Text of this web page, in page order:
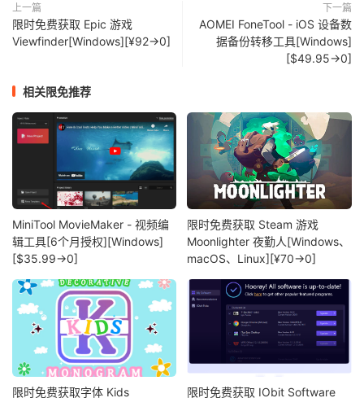
上一篇
限时免费获取 Epic 游戏
Viewfinder[Windows][¥92→0]
下一篇
AOMEI FoneTool - iOS 设备数
据备份转移工具[Windows]
[$49.95→0]
相关限免推荐
MiniTool MovieMaker - 视频编
辑工具[6个月授权][Windows]
[$35.99→0]
限时免费获取 Steam 游戏
Moonlighter 夜勤人[Windows、
macOS、Linux][¥70→0]
限时免费获取字体 Kids
限时免费获取 IObit Software